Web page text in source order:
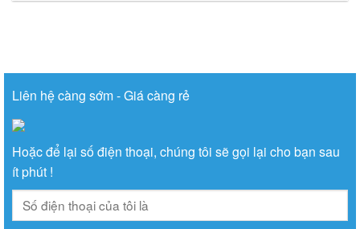
Liên hệ càng sớm - Giá càng rẻ
Hoặc để lại số điện thoại, chúng tôi sẽ gọi lại cho bạn sau
ít phút !